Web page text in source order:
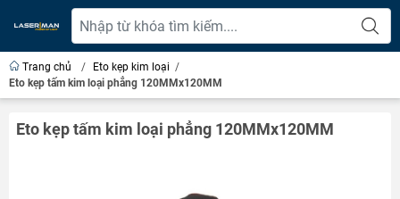
Trang chủ / Eto kẹp kim loại /
Eto kẹp tấm kim loại phẳng 120MMx120MM
Eto kẹp tấm kim loại phẳng 120MMx120MM